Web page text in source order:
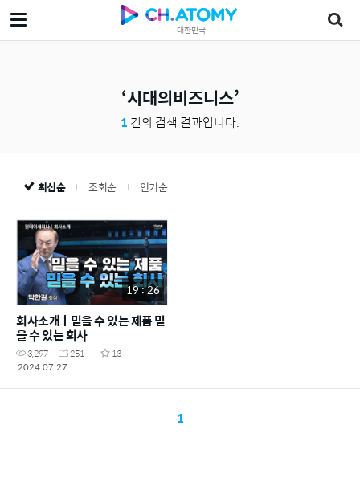
대한민국
시대의비즈니스
1 건의 검색 결과입니다.
최신순 조회순 인기순
19 : 26
회사소개ㅣ믿을 수 있는 제품 믿
을 수 있는 회사
3,297 251
13
2024.07.27
1